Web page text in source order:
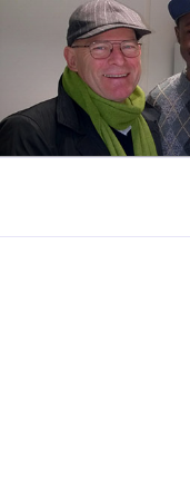
springen